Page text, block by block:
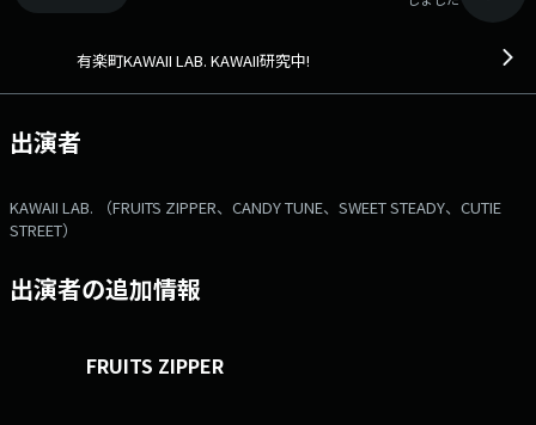
であるCANDY TUNE、SWEET STEADY、CUTIE STREETのメンバーを助手
ルアドレス： kawaii@1242.com 番組ホームページはこちら
有楽町KAWAII LAB. KAWAII研究中!
出演者
KAWAII LAB. （FRUITS ZIPPER、CANDY TUNE、SWEET STEADY、CUTIE
STREET）
出演者の追加情報
FRUITS ZIPPER